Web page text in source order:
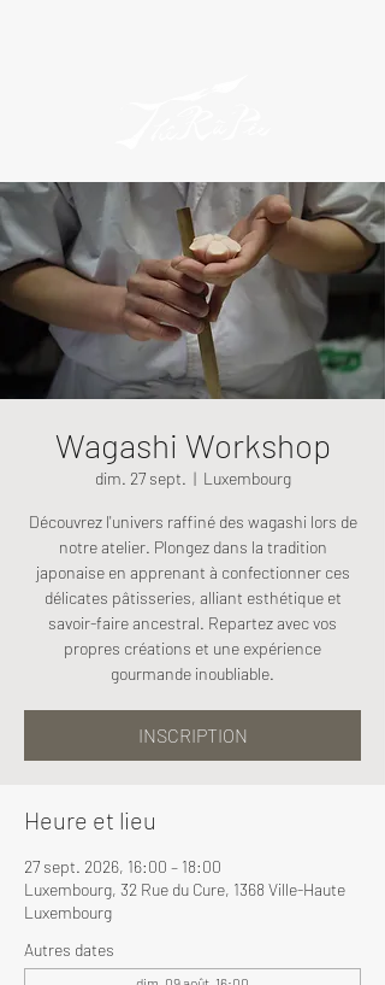
Wagashi Workshop
dim. 27 sept.
  |
Luxembourg
Découvrez l'univers raffiné des wagashi lors de
notre atelier. Plongez dans la tradition
japonaise en apprenant à confectionner ces
délicates pâtisseries, alliant esthétique et
savoir-faire ancestral. Repartez avec vos
propres créations et une expérience
gourmande inoubliable.
INSCRIPTION
Heure et lieu
27 sept. 2026, 16:00 – 18:00
Luxembourg, 32 Rue du Cure, 1368 Ville-Haute
Luxembourg
Autres dates